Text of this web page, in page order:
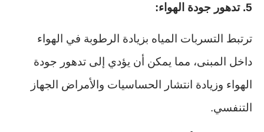
5. تدهور جودة الهواء:
ترتبط التسربات المياه بزيادة الرطوبة في الهواء
داخل المبنى، مما يمكن أن يؤدي إلى تدهور جودة
الهواء وزيادة انتشار الحساسيات والأمراض الجهاز
التنفسي.